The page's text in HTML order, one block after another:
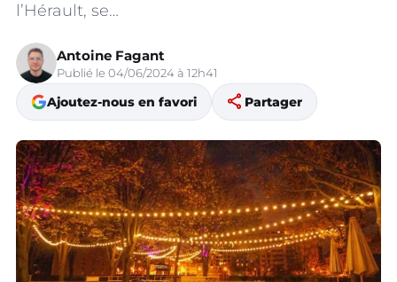
l’Hérault, se…
Antoine Fagant
Publié le 04/06/2024 à 12h41
Ajoutez-nous en favori share Partager